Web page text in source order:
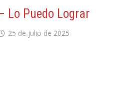
Lo Puedo Lograr
25 de julio de 2025